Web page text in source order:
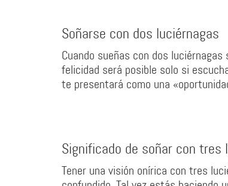
Soñarse con dos luciérnagas
Cuando sueñas con dos
felicidad será posible solo si
te presentará como una
Significado de soñar con tres
Tener una visión onírica con tres